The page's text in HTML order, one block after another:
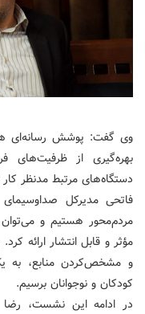
وی گفت: پوشش رسانه‌ای
بهره‌گیری از ظرفیت‌های
دستگاه‌های مرتبط مدنظر کار
فاتحی مدیرکل
مردم‌محور هستیم و می‌توان
مؤثر و قابل انتشار ارائه
و مشخص‌کردن منابع، به
کودکان و نوجوانان برسیم.
در ادامه این نشست، رضا